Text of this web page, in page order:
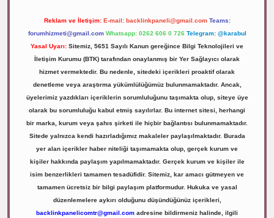
Reklam ve İletişim: E-mail: backlinkpaneli@gmail.com Teams:
forumhizmeti@gmail.com Whatsapp: 0262 606 0 726 Telegram: @karabul
Yasal Uyarı: Sitemiz, 5651 Sayılı Kanun gereğince Bilgi Teknolojileri ve
İletişim Kurumu (BTK) tarafından onaylanmış bir Yer Sağlayıcı olarak
hizmet vermektedir. Bu nedenle, sitedeki içerikleri proaktif olarak
denetleme veya araştırma yükümlülüğümüz bulunmamaktadır. Ancak,
üyelerimiz yazdıkları içeriklerin sorumluluğunu taşımakta olup, siteye üye
olarak bu sorumluluğu kabul etmiş sayılırlar. Bu internet sitesi, herhangi
bir marka, kurum veya şahıs şirketi ile hiçbir bağlantısı bulunmamaktadır.
Sitede yalnızca kendi hazırladığımız makaleler paylaşılmaktadır. Burada
yer alan içerikler haber niteliği taşımamakta olup, gerçek kurum ve
kişiler hakkında paylaşım yapılmamaktadır. Gerçek kurum ve kişiler ile
isim benzerlikleri tamamen tesadüfidir. Sitemiz, kar amacı gütmeyen ve
tamamen ücretsiz bir bilgi paylaşım platformudur. Hukuka ve yasal
düzenlemelere aykırı olduğunu düşündüğünüz içerikleri,
backlinkpanelicomtr@gmail.com adresine bildirmeniz halinde, ilgili